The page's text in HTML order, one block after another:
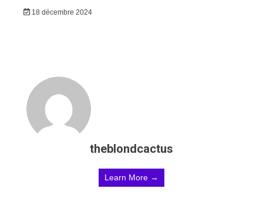
18 décembre 2024
theblondcactus
Learn More →